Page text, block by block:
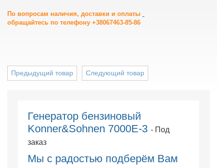
По вопросам наличия, доставки и оплаты
обращайтесь по телефону +38067463-85-86
Следующий товар
Предыдущий товар
Генератор бензиновый
Konner&Sohnen 7000E-3 - Под
заказ
Мы с радостью подберём Вам